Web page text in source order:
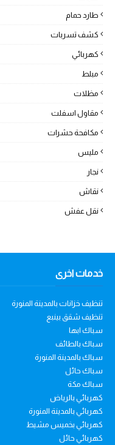
طارد حمام
كشف تسربات
كهربائي
مبلط
مظلات
مقاول اسفلت
مكافحة حشرات
مليس
نجار
نقاش
نقل عفش
خدمات اخرى
تنظيف خزانات بالمدينة المنورة
تنظيف شقق بينبع
سباك ابها
سباك بالطائف
سباك بالمدينة المنورة
سباك حائل
سباك مكة
كهربائي بالرياض
كهربائي بالمدينة المنورة
كهربائي بخميس مشيط
كهربائي حائل